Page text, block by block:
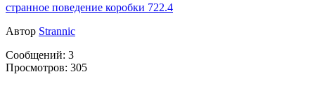
странное поведение коробки 722.4
Автор Strannic
Сообщений: 3
Просмотров: 305